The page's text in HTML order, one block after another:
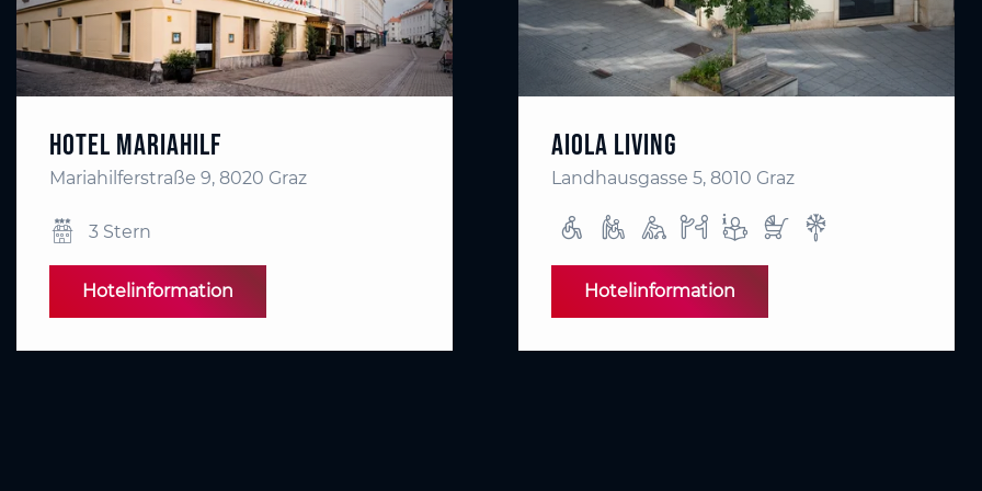
Hotel Mariahilf
Mariahilferstraße 9, 8020 Graz
3 Stern
Hotelinformation
Aiola Living
Landhausgasse 5, 8010 Graz
Hotelinformation